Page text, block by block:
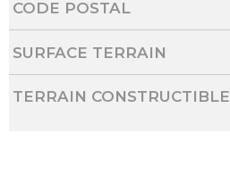
Caractérisque Valeurs
CODE POSTAL
SURFACE TERRAIN
TERRAIN CONSTRUCTIBLE